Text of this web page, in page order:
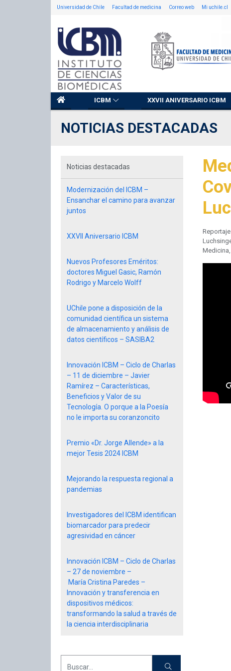
Universidad de Chile Facultad de medicina Correo web Mi uchile.cl
ICBM XXVII ANIVERSARIO ICBM
NOTICIAS DESTACADAS
Noticias destacadas
Modernización del ICBM –
Ensanchar el camino para avanzar
juntos
XXVII Aniversario ICBM
Nuevos Profesores Eméritos:
doctores Miguel Gasic, Ramón
Rodrigo y Marcelo Wolff
UChile pone a disposición de la
comunidad científica un sistema
de almacenamiento y análisis de
datos científicos – SASIBA2
Innovación ICBM – Ciclo de Charlas
– 11 de diciembre – Javier
Ramírez – Características,
Beneficios y Valor de su
Tecnología. O porque a la Poesía
no le importa su coranzoncito
Premio «Dr. Jorge Allende» a la
mejor Tesis 2024 ICBM
Mejorando la respuesta regional a
pandemias
Investigadores del ICBM identifican
biomarcador para predecir
agresividad en cáncer
Innovación ICBM – Ciclo de Charlas
– 27 de noviembre –
María Cristina Paredes –
Innovación y transferencia en
dispositivos médicos:
transformando la salud a través de
la ciencia interdisciplinaria